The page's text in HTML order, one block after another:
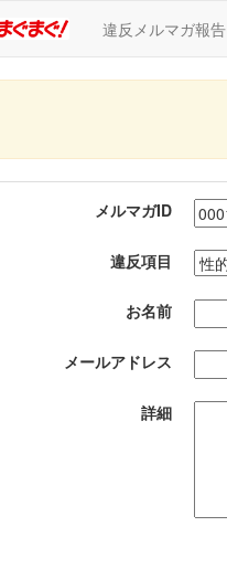
違反メルマガ報告
メルマガID
違反項目
お名前
メールアドレス
詳細